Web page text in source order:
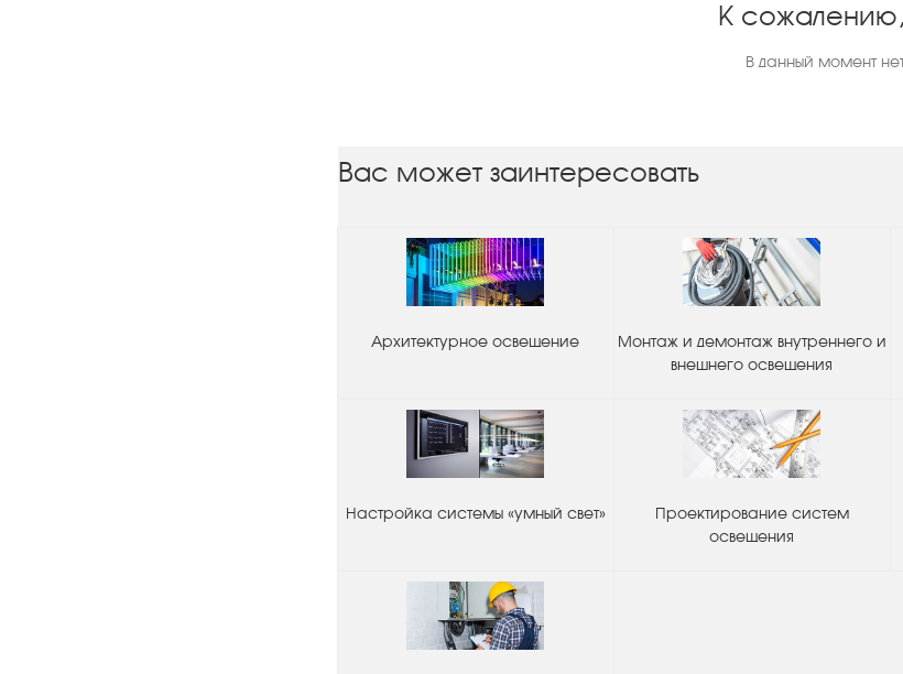
К
В данный момент
Вас может заинтересовать
Архитектурное освещение
Монтаж и демонтаж внутреннего и
внешнего освещения
Настройка системы «умный свет»
Проектирование систем
освещения